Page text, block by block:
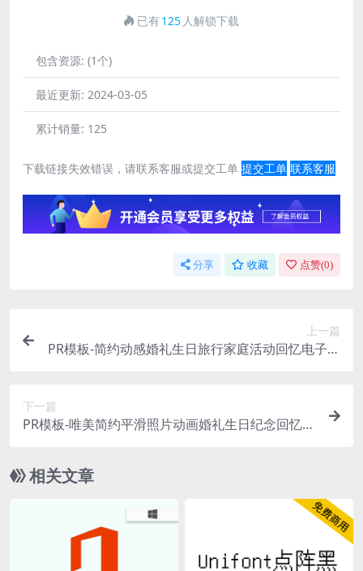
已有125 人解锁下载
包含资源: (1个)
最近更新: 2024-03-05
累计销量: 125
下载链接失效错误，请联系客服或提交工单 提交工单 联系客服
分享 收藏 点赞(0)
上一篇
PR模板-简约动感婚礼生日旅行家庭活动回忆电子相
下一篇
PR模板-唯美简约平滑照片动画婚礼生日纪念回忆相
相关文章